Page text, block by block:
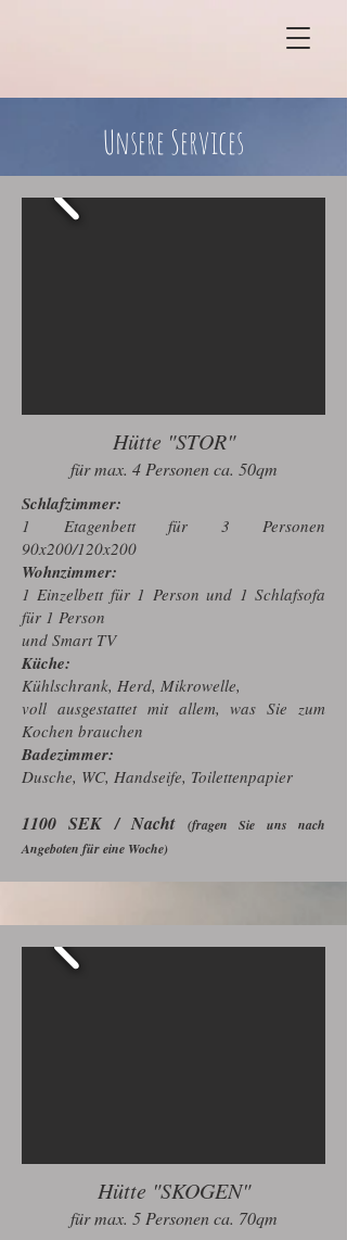
Unsere Services
Hütte "STOR"
für max. 4 Personen ca. 50qm
Schlafzimmer:
1 Etagenbett für 3 Personen
90x200/120x200
Wohnzimmer:
1 Einzelbett für 1 Person und 1 Schlafsofa
für 1 Person
und Smart TV
Küche:
Kühlschrank, Herd, Mikrowelle,
voll ausgestattet mit allem, was Sie zum
Kochen brauchen
Badezimmer:
Dusche, WC, Handseife, Toilettenpapier
1100 SEK / Nacht
(fragen Sie uns nach
Angeboten für eine Woche)
Hütte "SKOGEN"
für max. 5 Personen ca. 70qm